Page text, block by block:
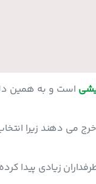
است و به همین
می دهند زیرا
زیادی پیدا